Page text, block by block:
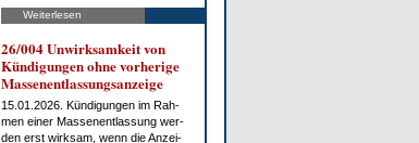
Weiterlesen
26/004 Un­wirk­sam­keit von
Kün­di­gun­gen oh­ne vor­he­ri­ge
Mas­sen­ent­las­sungs­an­zei­ge
15.01.2026. Kün­di­gun­gen im Rah­
men ei­ner Mas­sen­ent­las­sung wer­
den erst wirk­sam, wenn die An­zei­